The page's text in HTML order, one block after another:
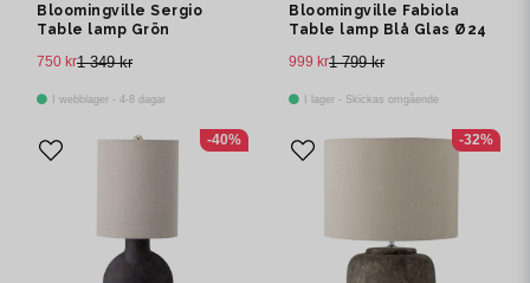
Bloomingville Sergio
Table lamp Grön
1 349 kr
750 kr
I webblager - 4-8 dagar
Bloomingville Fabiola
Table lamp Blå Glas Ø24
1 799 kr
999 kr
I lager - Skickas omgående
-40% -32%